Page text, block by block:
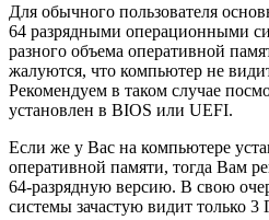
Для обычного пользователя
64 разрядными операционными
разного объема оперативной
жалуются, что компьютер не
Рекомендуем в таком случае
установлен в BIOS или UEFI.
Если же у Вас на компьютере
оперативной памяти, тогда Вам
64-разрядную версию. В свою
системы зачастую видит только 3